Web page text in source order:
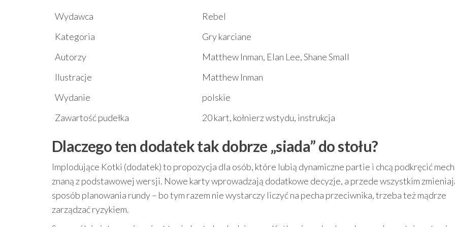
Wydawca
Rebel
Kategoria
Gry karciane
Autorzy
Matthew Inman, Elan Lee, Shane Small
Ilustracje
Matthew Inman
Wydanie
polskie
Zawartość pudełka
20 kart, kołnierz wstydu, instrukcja
Dlaczego ten dodatek tak dobrze „siada” do stołu?
Implodujące Kotki (dodatek) to propozycja dla osób, które lubią dynamiczne partie i chcą podkręcić
znaną z podstawowej wersji. Nowe karty wprowadzają dodatkowe decyzje, a przede wszystkim
sposób planowania rundy – bo tym razem nie wystarczy liczyć na pecha przeciwnika, trzeba też mądrze
zarządzać ryzykiem.